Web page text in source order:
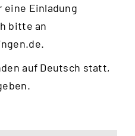
eine Einladung
bitte an
.
auf Deutsch statt,